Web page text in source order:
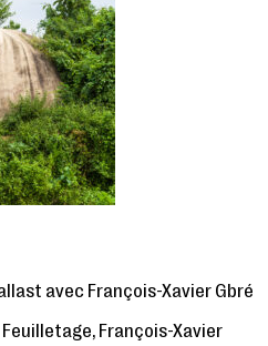
avec François-Xavier Gbré
Feuilletage, François-Xavier